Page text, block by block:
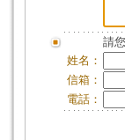
請
姓名：
信箱：
電話：